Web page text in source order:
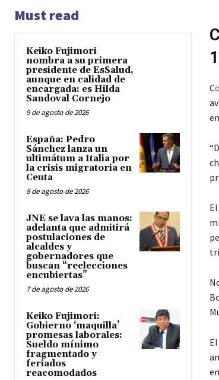
Must read
Keiko Fujimori
nombra a su primera
presidente de EsSalud,
aunque en calidad de
encargada: es Hilda
Sandoval Cornejo
9 de agosto de 2026
España: Pedro
Sánchez lanza un
ultimátum a Italia por
la crisis migratoria en
Ceuta
8 de agosto de 2026
JNE se lava las manos:
adelanta que admitirá
postulaciones de
alcaldes y
gobernadores que
buscan “reelecciones
encubiertas”
7 de agosto de 2026
Keiko Fujimori:
Gobierno ‘maquilla’
promesas laborales:
Sueldo mínimo
fragmentado y
feriados
reacomodados
C